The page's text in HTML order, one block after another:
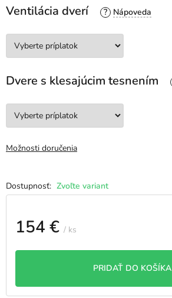
Zvoľte variant
Ventilácia dverí ?
Dvere s klesajúcim tesnením
Možnosti doručenia
154 € / ks
PRIDAŤ DO KOŠÍKA